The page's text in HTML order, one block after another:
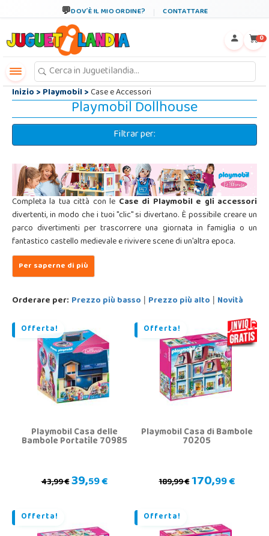
DOV´È IL MIO ORDINE? CONTATTARE
0
Inizio>Playmobil>Case e Accessori
Playmobil Dollhouse
Filtrar per:
Completa la tua città con le Case di Playmobil e gli accessori
divertenti, in modo che i tuoi "clic" si divertano. È possibile creare un
parco divertimenti per trascorrere una giornata in famiglia o un
fantastico castello medievale e rivivere scene di un'altra epoca.
Orderare per: Prezzo più basso | Prezzo più alto | Novità
Offerta!
Playmobil Casa delle
Bambole Portatile 70985
43,99 €39,59 €
Offerta!
Playmobil Casa di Bambole
70205
189,99 €170,99 €
Offerta! Offerta!